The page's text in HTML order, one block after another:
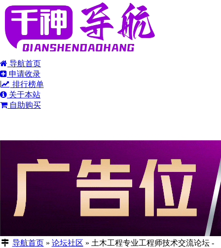
导航首页
申请收录
排行榜单
关于本站
自助购买
导航首页» 论坛社区 » 土木工程专业工程师技术交流论坛 -